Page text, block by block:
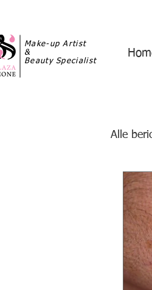
Make-up Artist
&
Beauty Specialist
Alle